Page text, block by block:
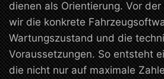
dienen als Orientierung. Vor
wir die konkrete
Wartungszustand und die
Voraussetzungen. So entsteht
die nicht nur auf maximale